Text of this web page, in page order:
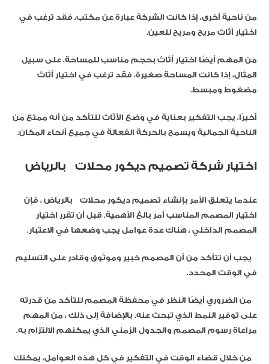
من ناحية أخرى، إذا كانت الشركة عبارة عن مكتب، فقد ترغب في
اختيار أثاث مريح ومريح للعين.
من المهم أيضًا اختيار أثاث بحجم مناسب للمساحة. على سبيل
المثال، إذا كانت المساحة صغيرة، فقد ترغب في اختيار أثاث
مضغوط ومبسط.
أخيرًا، يجب التفكير بعناية في وضع الأثاث للتأكد من أنه ممتع من
الناحية الجمالية ويسمح بالحركة الفعالة في جميع أنحاء المكان.
اختيار شركة تصميم ديكور محلات بالرياض
عندما يتعلق الأمر بإنشاء تصميم ديكور محلات بالرياض ، فإن
اختيار المصمم المناسب أمر بالغ الأهمية. قبل أن تقرر اختيار
المصمم الداخلي ، هناك عدة عوامل يجب وضعها في الاعتبار.
يجب أن تتأكد من أن المصمم خبير وموثوق وقادر على التسليم
في الوقت المحدد.
من الضروري أيضًا النظر في محفظة المصمم للتأكد من قدرته
على توفير النمط الذي تبحث عنه. بالإضافة إلى ذلك ، من المهم
مراعاة رسوم المصمم والجدول الزمني الذي يمكنهم الالتزام به.
من خلال قضاء الوقت في التفكير في كل هذه العوامل، يمكنك